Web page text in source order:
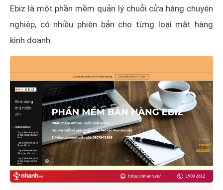
Ebiz là một phần mềm quản lý chuỗi cửa hàng chuyên
nghiệp, có nhiều phiên bản cho từng loại mặt hàng
kinh doanh.